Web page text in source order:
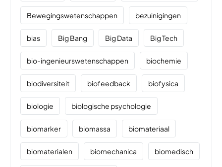
Bewegingswetenschappen bezuinigingen
bias Big Bang Big Data Big Tech
bio-ingenieurswetenschappen biochemie
biodiversiteit biofeedback biofysica
biologie biologische psychologie
biomarker biomassa biomateriaal
biomaterialen biomechanica biomedisch